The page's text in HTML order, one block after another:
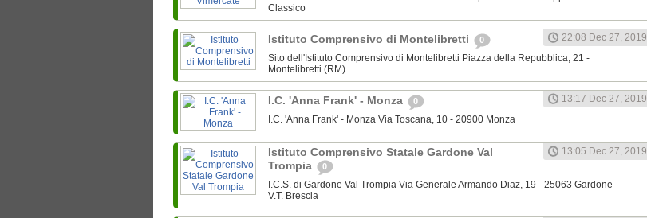
Classico
Istituto Comprensivo di Montelibretti 0
22:08 Dec 27, 2019
Sito dell'Istituto Comprensivo di Montelibretti Piazza della Repubblica, 21 -
Montelibretti (RM)
I.C. 'Anna Frank' - Monza 0
13:17 Dec 27, 2019
I.C. 'Anna Frank' - Monza Via Toscana, 10 - 20900 Monza
Istituto Comprensivo Statale Gardone Val
Trompia
0
13:05 Dec 27, 2019
I.C.S. di Gardone Val Trompia Via Generale Armando Diaz, 19 - 25063 Gardone
V.T. Brescia